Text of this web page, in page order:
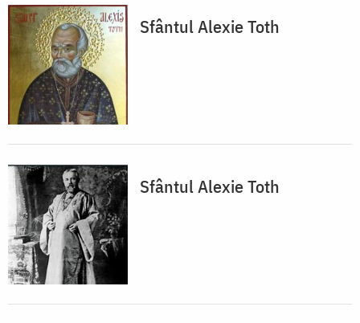
Sfântul Alexie Toth
Sfântul Alexie Toth